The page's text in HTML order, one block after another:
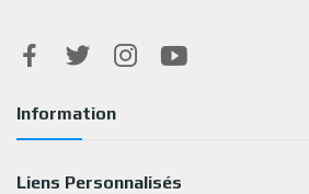
Information
Liens Personnalisés